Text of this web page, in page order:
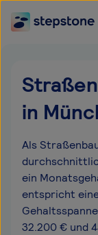
in
Als
ein
entspricht
32.200 € und